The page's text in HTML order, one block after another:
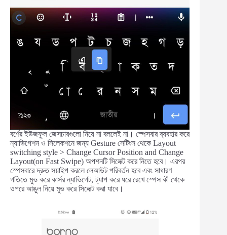
বর্ণের ইউজফুল জেসচারগুলো নিয়ে না বললেই না। স্পেসবার ব্যবহার করে
ন্যাভিগেশন ও সিলেকশনে জন্য Gesture সেটিংস থেকে Layout
switching style > Change Cursor Position and Change
Layout(on Fast Swipe) অপশনটি সিলেক্ট করে নিতে হবে। এরপর
স্পেসবারে দ্রুত সয়াইপ করলে লেআউট পরিবর্তন হবে এবং সাধারণ
গতিতে মুভ করে কার্সর ন্যাভিগেট, ট্যাপ করে ধরে রেখে স্পেস কী থেকে
ওপরে আঙুল নিয়ে মুভ করে সিলেক্ট করা যাবে।